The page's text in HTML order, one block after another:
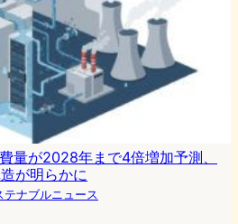
量が2028年まで4倍増加予測、
が明らかに
テナブルニュース